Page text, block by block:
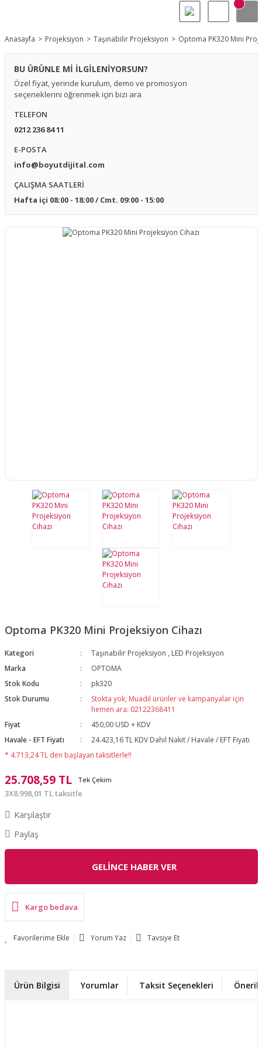
Anasayfa Projeksiyon Taşınabilir Projeksiyon Optoma PK320 Mini
BU ÜRÜNLE Mİ İLGİLENİYORSUN?
Özel fiyat, yerinde kurulum, demo ve promosyon
seçeneklerini öğrenmek için bizi ara
TELEFON
0212 236 84 11
E-POSTA
info@boyutdijital.com
ÇALIŞMA SAATLERİ
Hafta içi 08:00 - 18:00 / Cmt. 09:00 - 15:00
Optoma PK320 Mini Projeksiyon Cihazı
Kategori Taşınabilir Projeksiyon , LED Projeksiyon
Marka
OPTOMA
Stok Kodu
pk320
Stok Durumu
Stokta yok; Muadil ürünler ve kampanyalar için
hemen ara: 02122368411
Fiyat
450,00 USD + KDV
Havale - EFT Fiyatı
24.423,16 TL KDV Dahil Nakit / Havale / EFT Fiyatı
* 4.713,24 TL den başlayan taksitlerle!!
25.708,59 TL Tek Çekim
3X8.998,01 TL taksitle
Karşılaştır
Paylaş
GELİNCE HABER VER
Kargo bedava
Yorum Yaz Tavsiye Et
Ürün Bilgisi Yorumlar Taksit Seçenekleri